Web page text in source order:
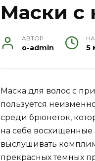
Маски с
АВТОР
o-admin 5
Маска для волос с
пользуется
среди брюнеток,
на себе
выслушивать
прекрасных темных